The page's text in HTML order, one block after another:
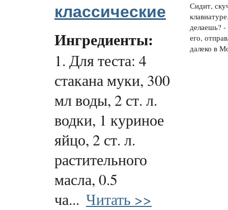
классические
Ингредиенты:
1. Для теста: 4
стакана муки, 300
мл воды, 2 ст. л.
водки, 1 куриное
яйцо, 2 ст. л.
растительного
масла, 0.5
ча... Читать >>
Сидит,
делаешь?
его,
далеко в